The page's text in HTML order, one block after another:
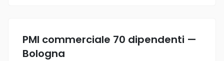
PMI commerciale 70 dipendenti —
Bologna